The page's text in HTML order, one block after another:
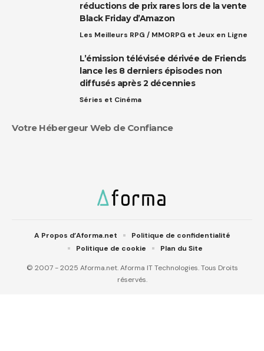
réductions de prix rares lors de la vente
Black Friday d’Amazon
Les Meilleurs RPG / MMORPG et Jeux en Ligne
L’émission télévisée dérivée de Friends
lance les 8 derniers épisodes non
diffusés après 2 décennies
Séries et Cinéma
Votre Hébergeur Web de Confiance
© 2007 - 2025 Aforma.net. Aforma IT Technologies. Tous Droits
réservés.
A Propos d’Aforma.net
Politique de confidentialité
Politique de cookie
Plan du Site